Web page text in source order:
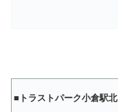
■ トラストパーク小倉駅